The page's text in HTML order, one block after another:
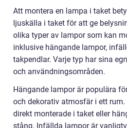
Att montera en lampa i taket
ljuskälla i taket för att ge
olika typer av lampor som kan
inklusive hängande lampor,
takpendlar. Varje typ har sina
och användningsområden.
Hängande lampor är populära
och dekorativ atmosfär i ett
direkt monterade i taket eller
stång. Infällda lampor är